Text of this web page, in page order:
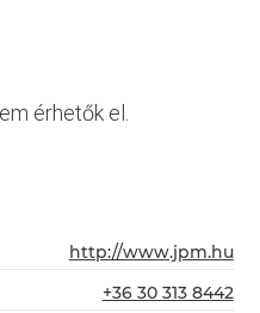
érhetők el.
http://www.jpm.hu
+36 30 313 8442